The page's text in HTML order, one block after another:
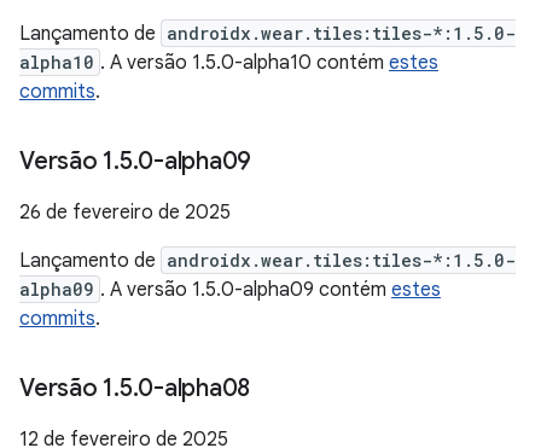
Lançamento de androidx.wear.tiles:tiles-*:1.5.0-
alpha10 . A versão 1.5.0-alpha10 contém estes
commits.
Versão 1.5.0-alpha09
26 de fevereiro de 2025
Lançamento de androidx.wear.tiles:tiles-*:1.5.0-
alpha09 . A versão 1.5.0-alpha09 contém estes
commits.
Versão 1.5.0-alpha08
12 de fevereiro de 2025